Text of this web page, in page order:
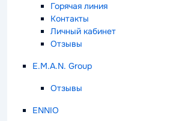
Горячая линия
Контакты
Личный кабинет
Отзывы
E.M.A.N. Group
Отзывы
ENNIO